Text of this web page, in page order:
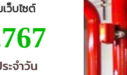
ว็บไซต์
ะจำวัน